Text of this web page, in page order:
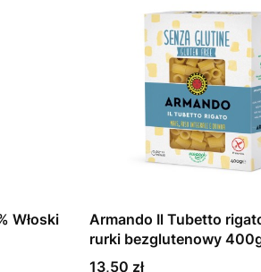
Włoski
Armando Il Tubetto
rurki bezglutenowy
Cena
13,50 zł